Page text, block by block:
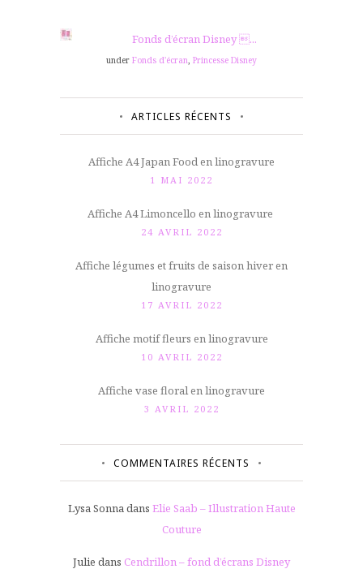
Fonds d’écran Disney ...
under Fonds d'écran, Princesse Disney
ARTICLES RÉCENTS
Affiche A4 Japan Food en linogravure
1 MAI 2022
Affiche A4 Limoncello en linogravure
24 AVRIL 2022
Affiche légumes et fruits de saison hiver en
linogravure
17 AVRIL 2022
Affiche motif fleurs en linogravure
10 AVRIL 2022
Affiche vase floral en linogravure
3 AVRIL 2022
COMMENTAIRES RÉCENTS
Lysa Sonnadans Elie Saab – Illustration Haute
Couture
Julie dans Cendrillon – fond d’écrans Disney